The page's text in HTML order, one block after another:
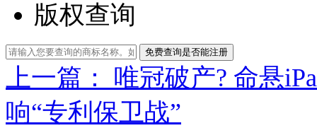
版权查询
免费查询是否能注册
上一篇： 唯冠破产? 命悬
响“专利保卫战”